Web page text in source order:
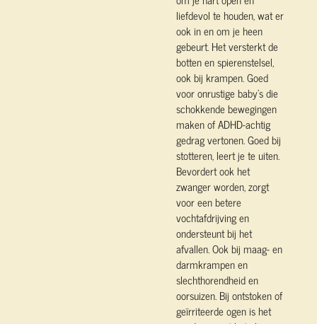
liefdevol te houden, wat er
ook in en om je heen
gebeurt. Het versterkt de
botten en spierenstelsel,
ook bij krampen. Goed
voor onrustige baby’s die
schokkende bewegingen
maken of ADHD-achtig
gedrag vertonen. Goed bij
stotteren, leert je te uiten.
Bevordert ook het
zwanger worden, zorgt
voor een betere
vochtafdrijving en
ondersteunt bij het
afvallen. Ook bij maag- en
darmkrampen en
slechthorendheid en
oorsuizen. Bij ontstoken of
geïrriteerde ogen is het